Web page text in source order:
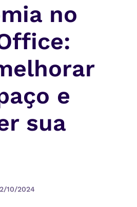
no
e
sua
10/2024